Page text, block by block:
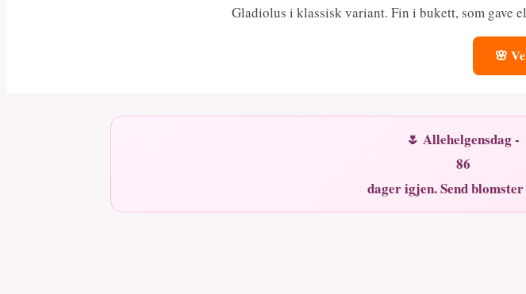
Gladiolus i klassisk variant. Fin i bukett, som gave
🌸
🌷 Allehelgensdag -
86
dager igjen. Send